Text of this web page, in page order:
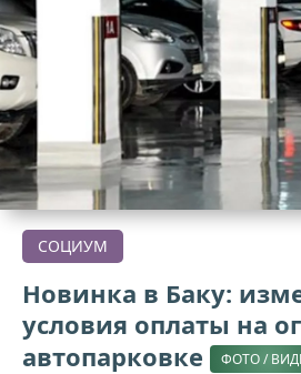
СОЦИУМ
Новинка в Баку:
условия оплаты на
автопарковке
ФОТО /